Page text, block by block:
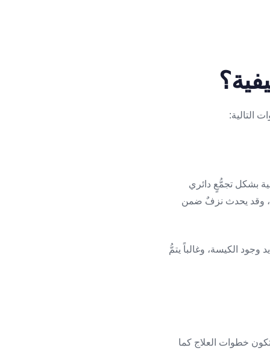
التالية:
بشكل تجمُّعٍ دائري
وقد يحدث نزفٌ ضمن
الكيسة، وغالباً يتمُّ
إلى 8 أسابيع دون علاج، لذلك تكون خطوات العلاج كما